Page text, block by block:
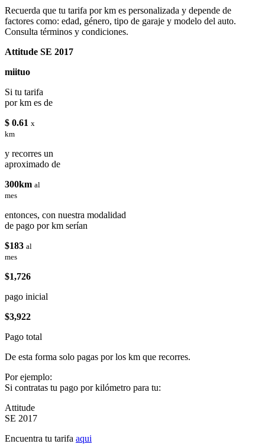
Recuerda que tu tarifa por km es personalizada y depende de
factores como: edad, género, tipo de garaje y modelo del auto.
Consulta términos y condiciones.
Attitude SE 2017
miituo
Si tu tarifa
por km es de
$ 0.61 x
km
y recorres un
aproximado de
300km al
mes
entonces, con nuestra modalidad
de pago por km serían
$183 al
mes
$1,726
pago inicial
$3,922
Pago total
De esta forma solo pagas por los km que recorres.
Por ejemplo:
Si contratas tu pago por kilómetro para tu:
Attitude
SE 2017
Encuentra tu tarifa aqui